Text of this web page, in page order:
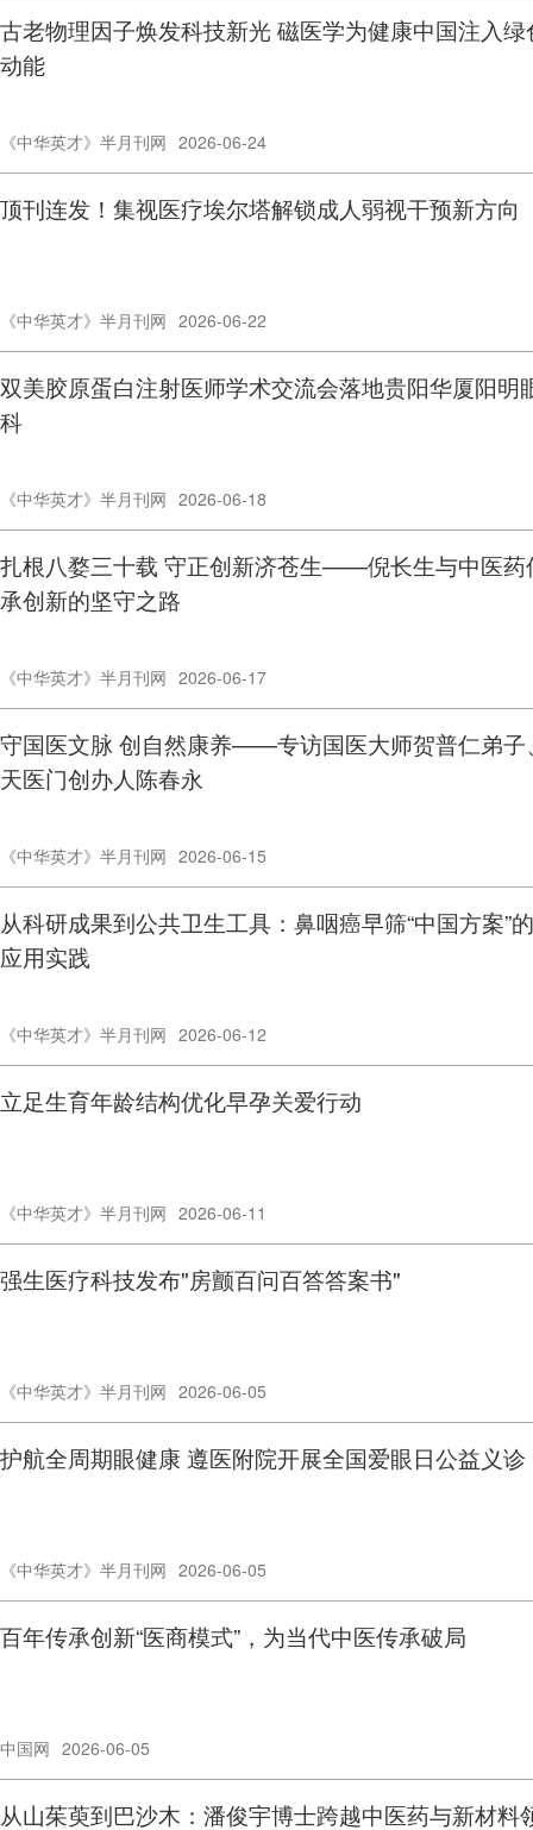
古老物理因子焕发科技新光 磁医学为健康中国注入绿
动能
《中华英才》半月刊网 2026-06-24
顶刊连发！集视医疗埃尔塔解锁成人弱视干预新方向
《中华英才》半月刊网 2026-06-22
双美胶原蛋白注射医师学术交流会落地贵阳华厦阳明
科
《中华英才》半月刊网 2026-06-18
扎根八婺三十载 守正创新济苍生——倪长生与中医药
承创新的坚守之路
《中华英才》半月刊网 2026-06-17
守国医文脉 创自然康养——专访国医大师贺普仁弟子
天医门创办人陈春永
《中华英才》半月刊网 2026-06-15
从科研成果到公共卫生工具：鼻咽癌早筛“中国方案”的
应用实践
《中华英才》半月刊网 2026-06-12
立足生育年龄结构优化早孕关爱行动
《中华英才》半月刊网 2026-06-11
强生医疗科技发布"房颤百问百答答案书"
《中华英才》半月刊网 2026-06-05
护航全周期眼健康 遵医附院开展全国爱眼日公益义诊
《中华英才》半月刊网 2026-06-05
百年传承创新“医商模式”，为当代中医传承破局
中国网 2026-06-05
从山茱萸到巴沙木：潘俊宇博士跨越中医药与新材料